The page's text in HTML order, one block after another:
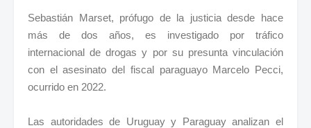
Sebastián Marset, prófugo de la justicia desde hace
más de dos años, es investigado por tráfico
internacional de drogas y por su presunta vinculación
con el asesinato del fiscal paraguayo Marcelo Pecci,
ocurrido en 2022.
Las autoridades de Uruguay y Paraguay analizan el